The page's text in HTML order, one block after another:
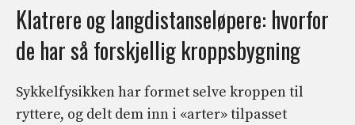
Klatrere og langdistanseløpere: hvorfor
de har så forskjellig kroppsbygning
Sykkelfysikken har formet selve kroppen til
ryttere, og delt dem inn i «arter» tilpasset